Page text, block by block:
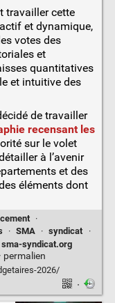
travailler cette
et dynamique,
votes des
et
quantitatives
et intuitive des
de travailler
recensant les
sur le volet
à l’avenir
et des
éléments dont
·
· SMA · syndicat
·
sma-syndicat.org
permalien
2026/
·